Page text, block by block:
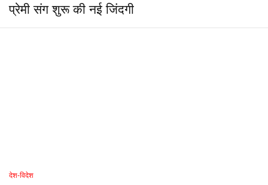
प्रेमी संग शुरू की नई जिंदगी
देश-विदेश